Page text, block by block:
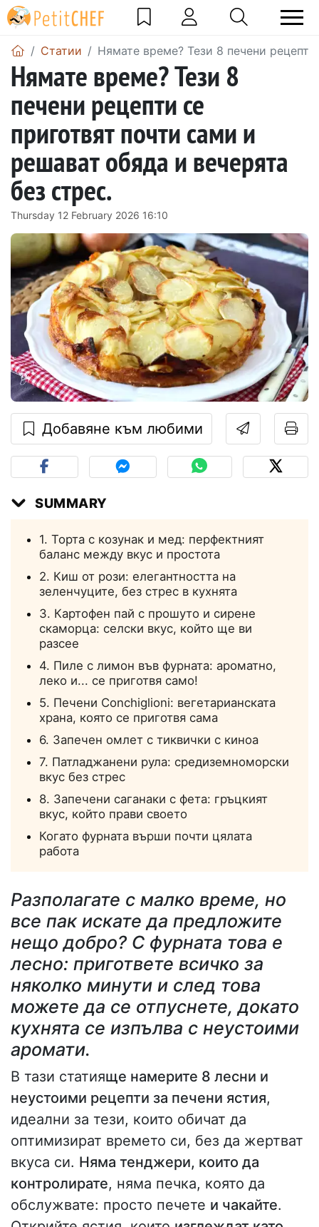
Статии Нямате време? Тези 8 печени
Нямате време? Тези 8
печени рецепти се
приготвят почти сами и
решават обяда и вечерята
без стрес.
Thursday 12 February 2026 16:10
Добавяне към любими
SUMMARY
1. Торта с козунак и мед: перфектният
баланс между вкус и простота
2. Киш от рози: елегантността на
зеленчуците, без стрес в кухнята
3. Картофен пай с прошуто и сирене
скаморца: селски вкус, който ще ви
разсее
4. Пиле с лимон във фурната: ароматно,
леко и... се приготвя само!
5. Печени Conchiglioni: вегетарианската
храна, която се приготвя сама
6. Запечен омлет с тиквички с киноа
7. Патладжанени рула: средиземноморски
вкус без стрес
8. Запечени саганаки с фета: гръцкият
вкус, който прави своето
Когато фурната върши почти цялата
работа
Разполагате с малко време, но
все пак искате да предложите
нещо добро? С фурната това е
лесно: пригответе всичко за
няколко минути и след това
можете да се отпуснете, докато
кухнята се изпълва с неустоими
аромати.
В тази статияще намерите 8 лесни и
неустоими рецепти за печени ястия,
идеални за тези, които обичат да
оптимизират времето си, без да жертват
вкуса си. Няма тенджери, които да
контролирате, няма печка, която да
обслужвате: просто печете и чакайте.